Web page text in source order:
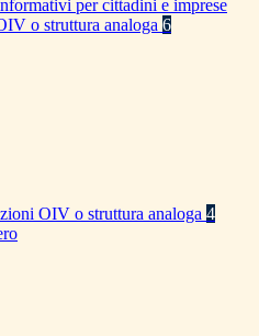
per cittadini e imprese
o struttura analoga 6
OIV o struttura analoga 4